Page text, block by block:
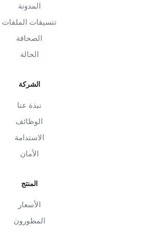
المدونة
تنسيقات الملفات
الصحافة
الحالة
الشركة
نبذة عنا
الوظائف
الاستدامة
الأمان
المنتج
الأسعار
المطورون